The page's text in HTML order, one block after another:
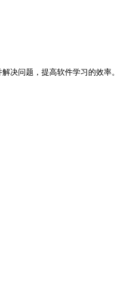
决问题，提高软件学习的效率。